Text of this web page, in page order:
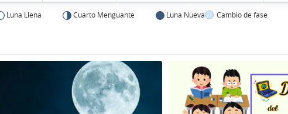
Luna Llena Cuarto Menguante Luna Nueva Cambio de fase